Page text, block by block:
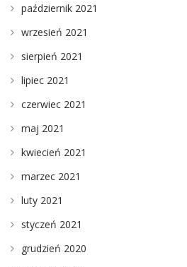
październik 2021
wrzesień 2021
sierpień 2021
lipiec 2021
czerwiec 2021
maj 2021
kwiecień 2021
marzec 2021
luty 2021
styczeń 2021
grudzień 2020